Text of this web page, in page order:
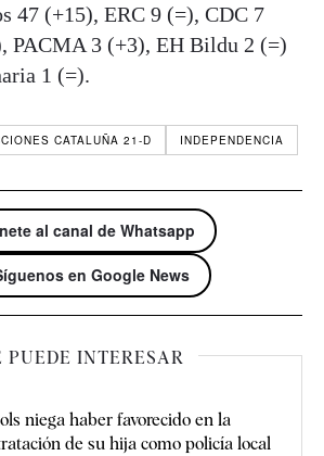
47 (+15), ERC 9 (=), CDC 7
PACMA 3 (+3), EH Bildu 2 (=)
1 (=).
CATALUÑA 21-D INDEPENDENCIA
al canal de Whatsapp
en Google News
PUEDE INTERESAR
niega haber favorecido en la
de su hija como policía local